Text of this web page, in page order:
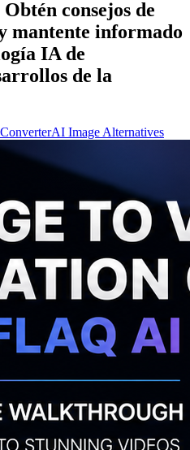
consejos de
mantente informado
IA de
de la
AI Image Alternatives